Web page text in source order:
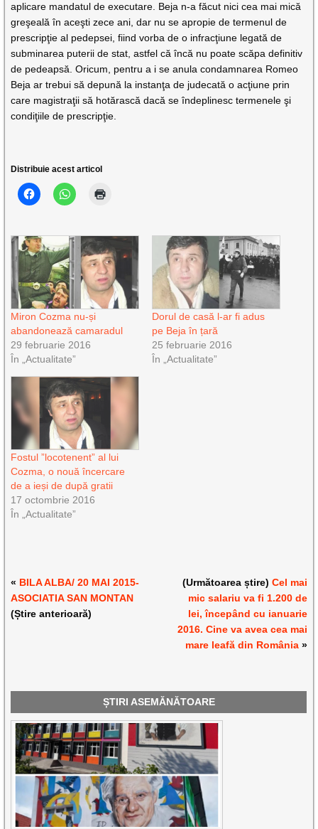
aplicare mandatul de executare. Beja n-a făcut nici cea mai mică
greşeală în aceşti zece ani, dar nu se apropie de termenul de
prescripţie al pedepsei, fiind vorba de o infracţiune legată de
subminarea puterii de stat, astfel că încă nu poate scăpa definitiv
de pedeapsă. Oricum, pentru a i se anula condamnarea Romeo
Beja ar trebui să depună la instanţa de judecată o acţiune prin
care magistraţii să hotărască dacă se îndeplinesc termenele şi
condiţiile de prescripţie.
Distribuie acest articol
Miron Cozma nu-și
abandonează camaradul
29 februarie 2016
În „Actualitate”
Dorul de casă l-ar fi adus
pe Beja în țară
25 februarie 2016
În „Actualitate”
Fostul ”locotenent” al lui
Cozma, o nouă încercare
de a ieși de după gratii
17 octombrie 2016
În „Actualitate”
« BILA ALBA/ 20 MAI 2015-
ASOCIATIA SAN MONTAN
(Știre anterioară)
(Următoarea știre) Cel mai
mic salariu va fi 1.200 de
lei, începând cu ianuarie
2016. Cine va avea cea mai
mare leafă din România»
ȘTIRI ASEMĂNĂTOARE